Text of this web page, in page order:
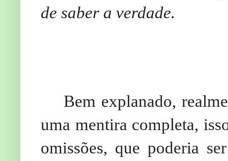
de saber a verdade.
Bem explanado,
uma mentira completa,
omissões, que poderia